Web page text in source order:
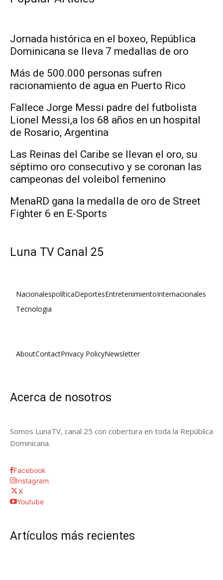
Jornada histórica en el boxeo, República
Dominicana se lleva 7 medallas de oro
Más de 500.000 personas sufren
racionamiento de agua en Puerto Rico
Fallece Jorge Messi padre del futbolista
Lionel Messi,a los 68 años en un hospital
de Rosario, Argentina
Las Reinas del Caribe se llevan el oro, su
séptimo oro consecutivo y se coronan las
campeonas del voleibol femenino
MenaRD gana la medalla de oro de Street
Fighter 6 en E-Sports
Luna TV Canal 25
NacionalespolíticaDeportesEntretenimientoInternacionales
Tecnologia
AboutContactPrivacy PolicyNewsletter
Acerca de nosotros
Somos LunaTV, canal 25 con cobertura en toda la República
Dominicana.
Facebook
Instagram
X
Youtube
Artículos más recientes